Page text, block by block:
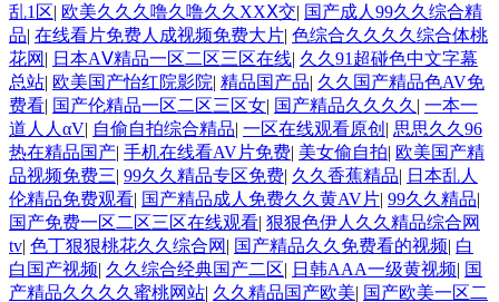
乱1区| 欧美久久久噜久噜久久XXⅩ交| 国产成人99久久综合精
品| 在线看片免费人成视频免费大片| 色综合久久久久综合体桃
花网 | 日本AⅤ精品一区二区三区在线| 久久91超碰色中文字幕
总站| 欧美国产怡红院影院| 精品国产品| 久久国产精品色AV免
费看| 国产伦精品一区二区三区女| 国产精品久久久久 | 一本一
道人人αV| 自偷自拍综合精品| 一区在线观看原创 | 思思久久96
热在精品国产| 手机在线看AV片免费| 美女偷自拍| 欧美国产精
品视频免费三| 99久久精品专区免费| 久久香蕉精品| 日本乱人
伦精品免费观看| 国产精品成人免费久久黄AV片| 99久久精品|
国产免费一区二区三区在线观看| 狠狠色伊人久久精品综合网
tv| 色丁狠狠桃花久久综合网 | 国产精品久久免费看的视频| 白
白国产视频| 久久综合经典国产二区| 日韩AAA一级黄视频| 国
产精品久久久久蜜桃网站| 久久精品国产欧美| 国产欧美一区二